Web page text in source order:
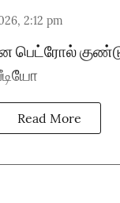
2:12 pm
பெட்ரோல்
Read More